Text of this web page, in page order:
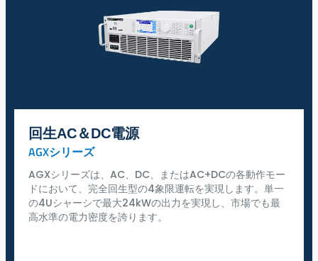
回生AC＆DC電源
AGXシリーズ
AGXシリーズは、AC、DC、またはAC+DCの各動作モー
ドにおいて、完全回生型の4象限運転を実現します。単一
の4Uシャーシで最大24kWの出力を実現し、市場でも最
高水準の電力密度を誇ります。